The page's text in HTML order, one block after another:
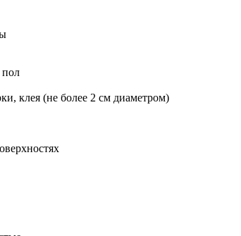
пол
клея (не более 2 см диаметром)